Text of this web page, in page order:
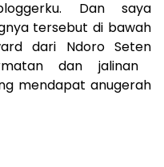
Dan saya
tersebut di bawah
dari Ndoro Seten
dan jalinan
mendapat anugerah